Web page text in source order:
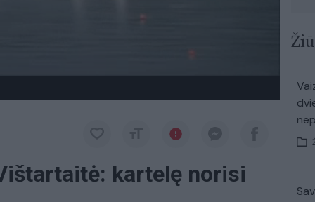
kartelę norisi